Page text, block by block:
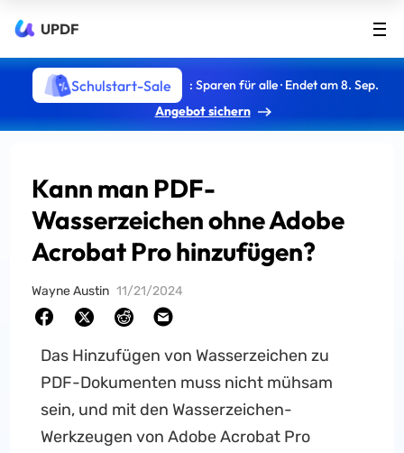
UPDF
Schulstart-Sale
: Sparen für alle · Endet am 8. Sep.
Angebot sichern
Kann man PDF-
Wasserzeichen ohne Adobe
Acrobat Pro hinzufügen?
Wayne Austin 11/21/2024
Das Hinzufügen von Wasserzeichen zu
PDF-Dokumenten muss nicht mühsam
sein, und mit den Wasserzeichen-
Werkzeugen von Adobe Acrobat Pro